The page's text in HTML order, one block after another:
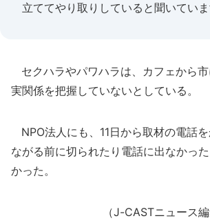
立ててやり取りしていると聞いていま
セクハラやパワハラは、カフェから
実関係を把握していないとしている。
NPO法人にも、11日から取材の電話
ながる前に切られたり電話に出なかっ
かった。
（J-CASTニュース